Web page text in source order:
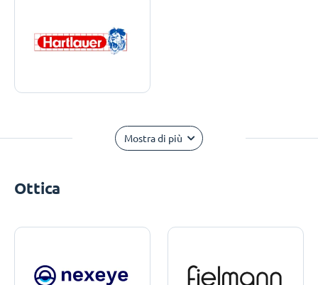
Mostra di più
Ottica